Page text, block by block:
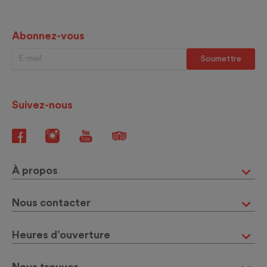
Abonnez-vous
Suivez-nous
À propos
Nous contacter
Heures d’ouverture